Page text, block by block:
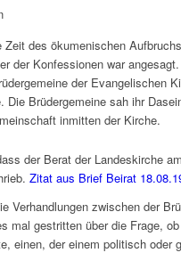
des ökumenischen
der Konfessionen war
der Evangelischen
Die Brüdergemeine sah ihr
inmitten der Kirche.
der Berat der Landeskirche
Zitat aus Brief Beirat
Verhandlungen zwischen der
mal gestritten über die Frage,
einen, der einem politisch oder